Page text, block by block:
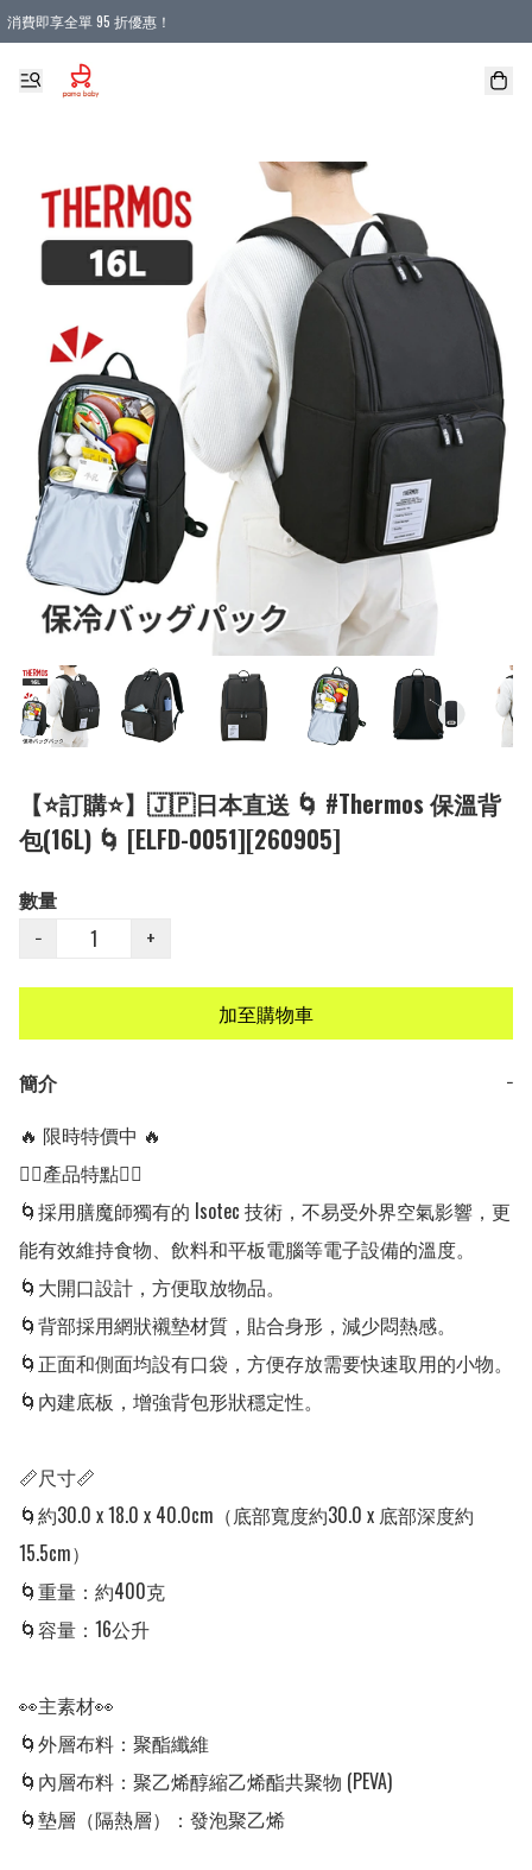
消費即享全單 95 折優惠！
購物滿 HKD 900.00即享免運費優惠！（適用於 本地送貨、本地取貨 )
【⭐訂購⭐】🇯🇵日本直送 🌀 #Thermos 保溫背
包(16L) 🌀 [ELFD-0051][260905]
數量
−
+
加至購物車
簡介
−
🔥 限時特價中 🔥
👍🏻產品特點👍🏻
🌀採用膳魔師獨有的 Isotec 技術，不易受外界空氣影響，更
能有效維持食物、飲料和平板電腦等電子設備的溫度。
🌀大開口設計，方便取放物品。
🌀背部採用網狀襯墊材質，貼合身形，減少悶熱感。
🌀正面和側面均設有口袋，方便存放需要快速取用的小物。
🌀內建底板，增強背包形狀穩定性。
📏尺寸📏
🌀約30.0 x 18.0 x 40.0cm（底部寬度約30.0 x 底部深度約
15.5cm）
🌀重量：約400克
🌀容量：16公升
👀主素材👀
🌀外層布料：聚酯纖維
🌀內層布料：聚乙烯醇縮乙烯酯共聚物 (PEVA)
🌀墊層（隔熱層）：發泡聚乙烯